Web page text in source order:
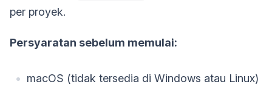
per proyek.
Persyaratan sebelum memulai:
macOS (tidak tersedia di Windows atau Linux)